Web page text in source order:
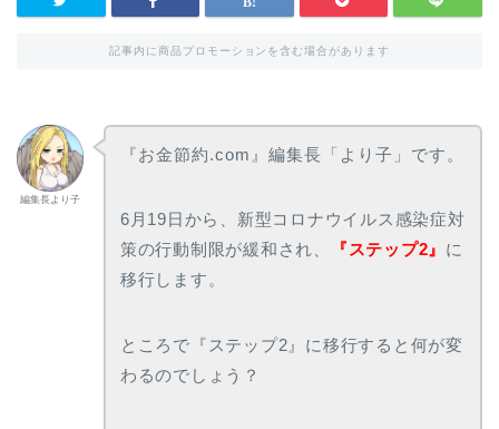
記事内に商品プロモーションを含む場合があります
編集長より子
『お金節約.com』編集長「より子」です。
6月19日から、新型コロナウイルス感染症対
策の行動制限が緩和され、
『ステップ2』 に
移行します。
ところで『ステップ2』に移行すると何が変
わるのでしょう？